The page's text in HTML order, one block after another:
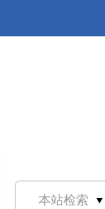
本站检索